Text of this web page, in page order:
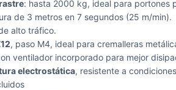
: hasta 2000 kg, ideal para portones
de 3 metros en 7 segundos (25 m/min).
alto tráfico.
, paso M4, ideal para cremalleras
ventilador incorporado para mejor
electrostática, resistente a